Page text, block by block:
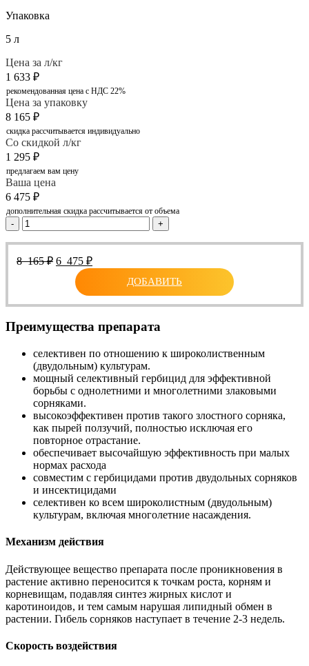
Упаковка
5 л
Цена за л/кг
1 633 ₽
рекомендованная цена с НДС 22%
Цена за упаковку
8 165 ₽
скидка рассчитывается индивидуально
Со скидкой л/кг
1 295 ₽
предлагаем вам цену
Ваша цена
6 475 ₽
дополнительная скидка рассчитывается от объема
- +
8 165₽ Первоначальная
составляла
165 ₽.
6 475 ₽Текущая
цена:
475 ₽.
ДОБАВИТЬ
Преимущества препарата
селективен по отношению к широколиственным
(двудольным) культурам.
мощный селективный гербицид для эффективной
борьбы с однолетними и многолетними злаковыми
сорняками.
высокоэффективен против такого злостного сорняка,
как пырей ползучий, полностью исключая его
повторное отрастание.
обеспечивает высочайшую эффективность при малых
нормах расхода
совместим с гербицидами против двудольных сорняков
и инсектицидами
селективен ко всем широколистным (двудольным)
культурам, включая многолетние насаждения.
Механизм действия
Действующее вещество препарата после проникновения в
растение активно переносится к точкам роста, корням и
корневищам, подавляя синтез жирных кислот и
каротиноидов, и тем самым нарушая липидный обмен в
растении. Гибель сорняков наступает в течение 2-3 недель.
Скорость воздействия